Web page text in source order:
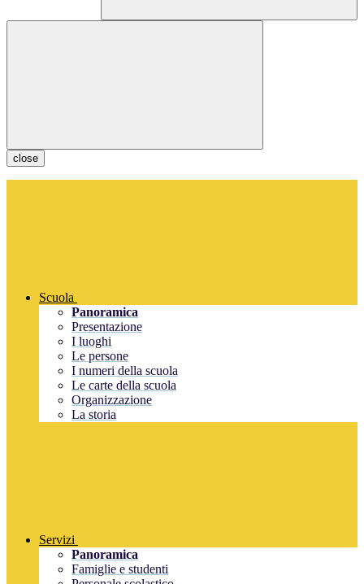
close
Scuola
Panoramica
Presentazione
I luoghi
Le persone
I numeri della scuola
Le carte della scuola
Organizzazione
La storia
Servizi
Panoramica
Famiglie e studenti